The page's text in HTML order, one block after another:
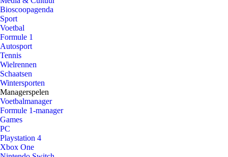
Bioscoopagenda
Sport
Voetbal
Formule 1
Autosport
Tennis
Wielrennen
Schaatsen
Wintersporten
Managerspelen
Voetbalmanager
Formule 1-manager
Games
PC
Playstation 4
Xbox One